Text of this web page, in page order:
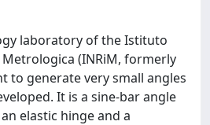
laboratory of the Istituto
Metrologica (INRiM, formerly
to generate very small angles
It is a sine-bar angle
elastic hinge and a